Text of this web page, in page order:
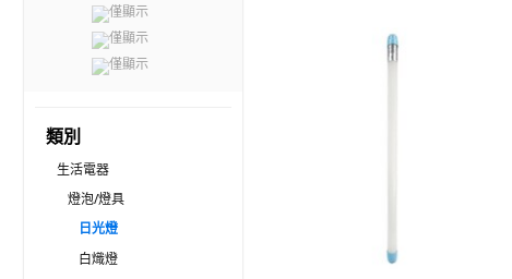
僅顯示
僅顯示
僅顯示
類別
生活電器
燈泡/燈具
日光燈
白熾燈